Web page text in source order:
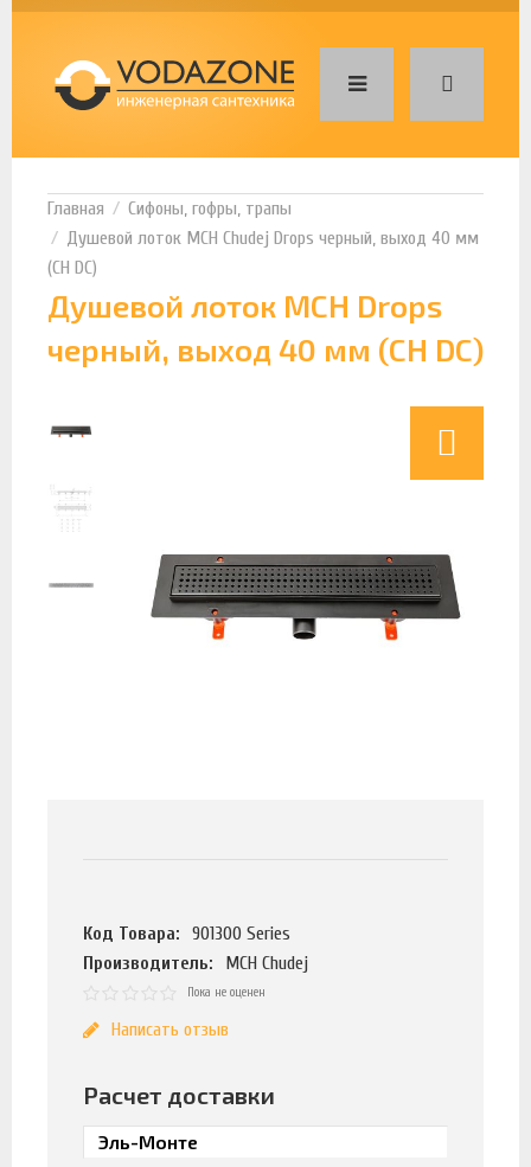
Сифоны, гофры, трапы
Душевой лоток MCH Chudej Drops черный, выход 40 мм
(CH DC)
Душевой лоток MCH Drops
черный, выход 40 мм (CH DC)
Код Товара:
901300 Series
Производитель:
MCH Chudej
Пока не оценен
Написать отзыв
Расчет доставки